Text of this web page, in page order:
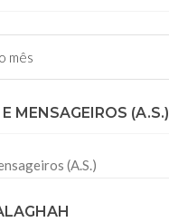
MENSAGEIROS (A.S.)
(A.S.)